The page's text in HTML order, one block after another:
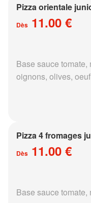
Pizza orientale
Dès 11.00 €
Base sauce
oignons, olives, oeuf
Pizza 4 fromages
Dès 11.00 €
Base sauce